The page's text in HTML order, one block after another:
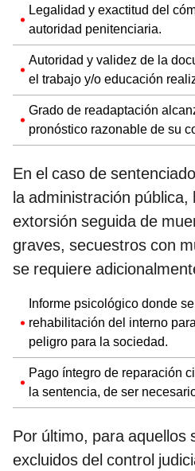
Legalidad y exactitud del
autoridad penitenciaria.
Autoridad y validez de la
el trabajo y/o educación
Grado de readaptación
pronóstico razonable de su
En el caso de
la administración pública,
extorsión seguida de
graves, secuestros con
se requiere
Informe psicológico donde
rehabilitación del interno
peligro para la sociedad.
Pago íntegro de reparación
la sentencia, de ser
Por último, para aquellos
excluidos del control